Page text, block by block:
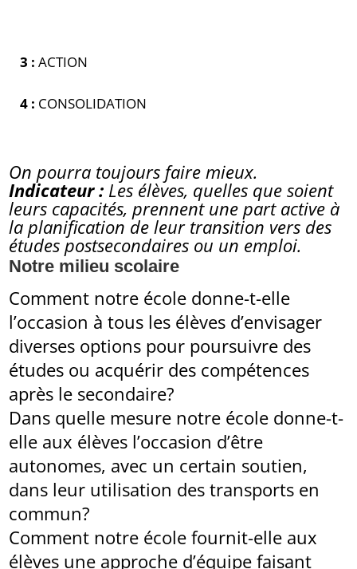
3 : ACTION
4 : CONSOLIDATION
On pourra toujours faire mieux.
Indicateur : Les élèves, quelles que soient
leurs capacités, prennent une part active à
la planification de leur transition vers des
études postsecondaires ou un emploi.
Notre milieu scolaire
Comment notre école donne-t-elle
l’occasion à tous les élèves d’envisager
diverses options pour poursuivre des
études ou acquérir des compétences
après le secondaire?
Dans quelle mesure notre école donne-t-
elle aux élèves l’occasion d’être
autonomes, avec un certain soutien,
dans leur utilisation des transports en
commun?
Comment notre école fournit-elle aux
élèves une approche d’équipe faisant